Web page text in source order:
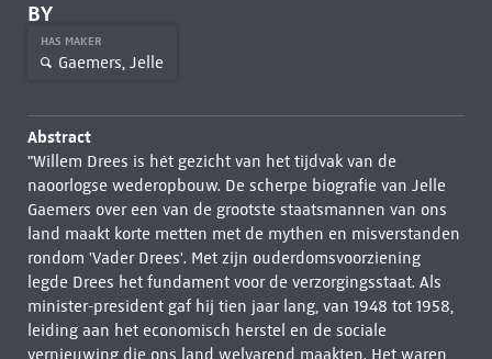
BY
HAS MAKER
Gaemers, Jelle
Abstract
"Willem Drees is hét gezicht van het tijdvak van de
naoorlogse wederopbouw. De scherpe biografie van Jelle
Gaemers over een van de grootste staatsmannen van ons
land maakt korte metten met de mythen en misverstanden
rondom 'Vader Drees'. Met zijn ouderdomsvoorziening
legde Drees het fundament voor de verzorgingsstaat. Als
minister-president gaf hij tien jaar lang, van 1948 tot 1958,
leiding aan het economisch herstel en de sociale
vernieuwing die ons land welvarend maakten. Het waren